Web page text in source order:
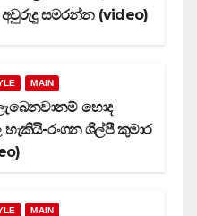
සමරන්න (video)
MAIN
හොද
රංගන ශිල්පී කුමාර
MAIN